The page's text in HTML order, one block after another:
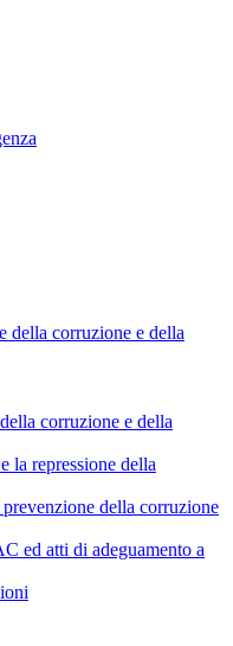
della corruzione e della
corruzione e della
la repressione della
della corruzione
ed atti di adeguamento a